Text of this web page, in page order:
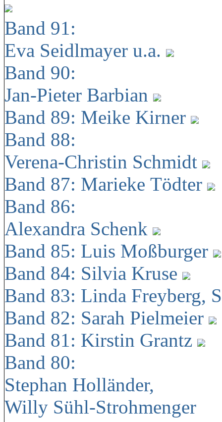
Band 91:
Eva Seidlmayer u.a.
Band 90:
Jan-Pieter Barbian
Band 89: Meike Kirner
Band 88:
Verena-Christin Schmidt
Band 87: Marieke Tödter
Band 86:
Alexandra Schenk
Band 85: Luis Moßburger
Band 84: Silvia Kruse
Band 83: Linda Freyberg,
Band 82: Sarah Pielmeier
Band 81: Kirstin Grantz
Band 80:
Stephan Holländer,
Willy Sühl-Strohmenger